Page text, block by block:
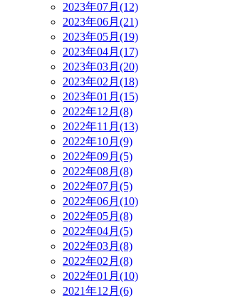
2023年07月(12)
2023年06月(21)
2023年05月(19)
2023年04月(17)
2023年03月(20)
2023年02月(18)
2023年01月(15)
2022年12月(8)
2022年11月(13)
2022年10月(9)
2022年09月(5)
2022年08月(8)
2022年07月(5)
2022年06月(10)
2022年05月(8)
2022年04月(5)
2022年03月(8)
2022年02月(8)
2022年01月(10)
2021年12月(6)